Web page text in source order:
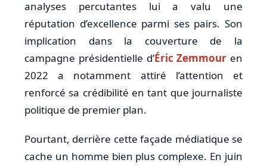
analyses percutantes lui a valu une
réputation d’excellence parmi ses pairs. Son
implication dans la couverture de la
campagne présidentielle d’Éric Zemmour en
2022 a notamment attiré l’attention et
renforcé sa crédibilité en tant que journaliste
politique de premier plan.
Pourtant, derrière cette façade médiatique se
cache un homme bien plus complexe. En juin